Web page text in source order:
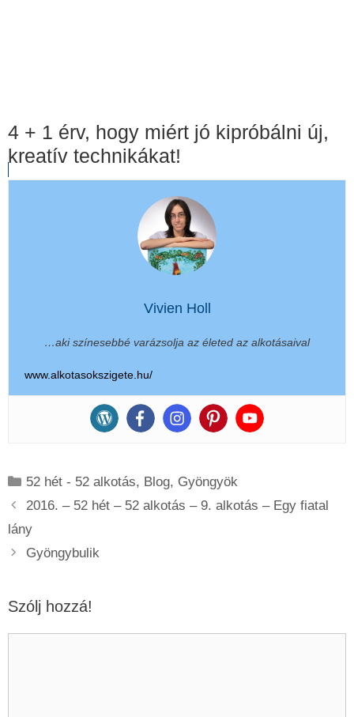
4 + 1 érv, hogy miért jó kipróbálni új,
kreatív technikákat!
Vivien Holl
…aki színesebbé varázsolja az életed az alkotásaival
www.alkotasokszigete.hu/
Kategória
52 hét - 52 alkotás, Blog, Gyöngyök
2016. – 52 hét – 52 alkotás – 9. alkotás – Egy fiatal
lány
Gyöngybulik
Szólj hozzá!